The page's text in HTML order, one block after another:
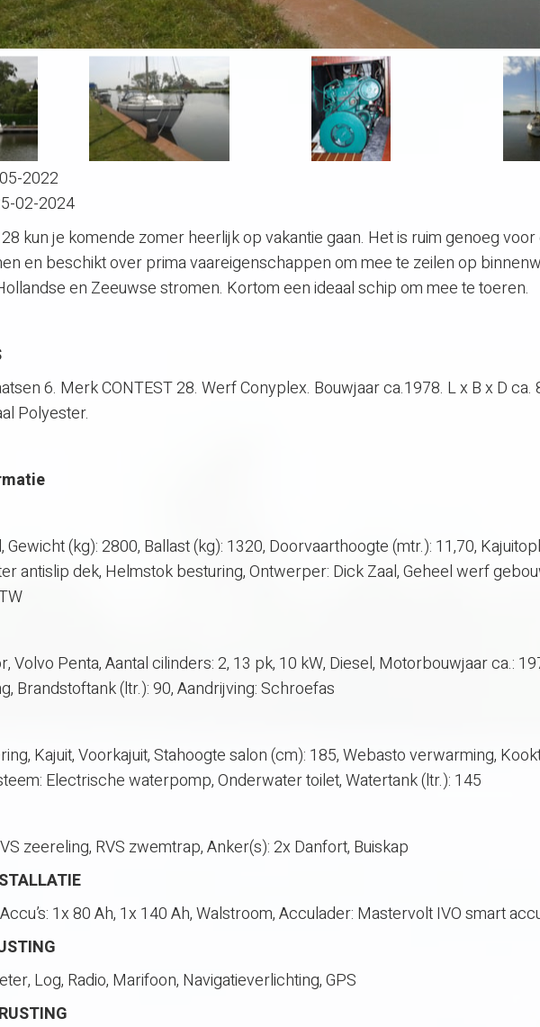
2022
02-2024
kun je komende zomer heerlijk op vakantie gaan. Het is ruim genoeg
en beschikt over prima vaareigenschappen om mee te zeilen op
en Zeeuwse stromen. Kortom een ideaal schip om mee te toeren.
6. Merk CONTEST 28. Werf Conyplex. Bouwjaar ca.1978. L x B x D ca.
Polyester.
Gewicht (kg): 2800, Ballast (kg): 1320, Doorvaarthoogte (mtr.): 11,70,
antislip dek, Helmstok besturing, Ontwerper: Dick Zaal, Geheel werf
Volvo Penta, Aantal cilinders: 2, 13 pk, 10 kW, Diesel, Motorbouwjaar ca.:
Brandstoftank (ltr.): 90, Aandrijving: Schroefas
Kajuit, Voorkajuit, Stahoogte salon (cm): 185, Webasto verwarming,
Electrische waterpomp, Onderwater toilet, Watertank (ltr.): 145
zeereling, RVS zwemtrap, Anker(s): 2x Danfort, Buiskap
1x 80 Ah, 1x 140 Ah, Walstroom, Acculader: Mastervolt IVO smart
Log, Radio, Marifoon, Navigatieverlichting, GPS